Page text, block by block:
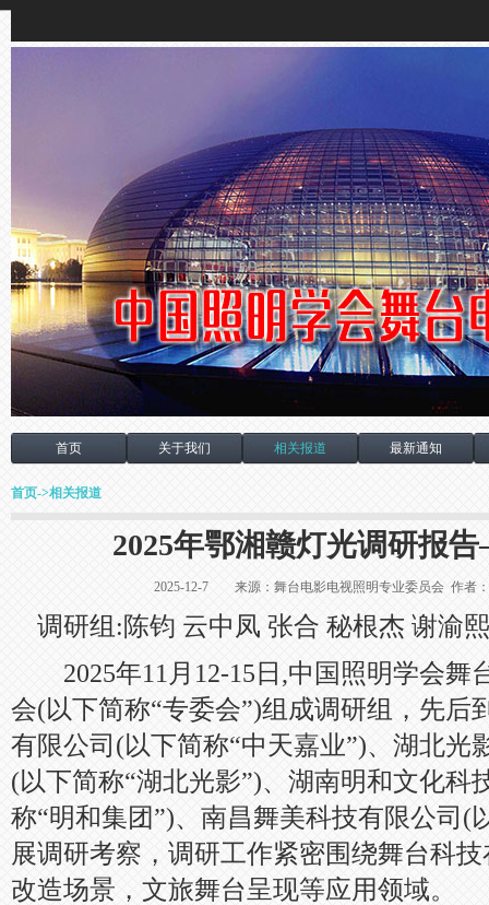
首页 关于我们 相关报道 最新通知
首页->相关报道
2025年鄂湘赣灯光调研报
2025-12-7 来源：舞台电影电视照明专业委员会 作
调研组:陈钧 云中凤 张合 秘根杰 谢渝
2025年11月12-15日,中国照明学会舞
会(以下简称“专委会”)组成调研组，先后
有限公司(以下简称“中天嘉业”)、湖北光
(以下简称“湖北光影”)、湖南明和文化科
称“明和集团”)、南昌舞美科技有限公司(
展调研考察，调研工作紧密围绕舞台科
改造场景，文旅舞台呈现等应用领域。